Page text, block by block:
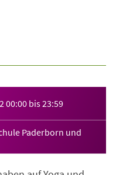
00:00 bis23:59
Paderborn und